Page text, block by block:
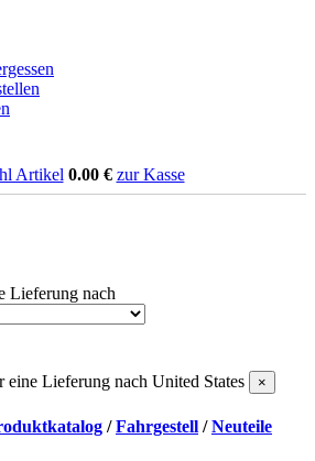
Artikel 0.00€ zur Kasse
Lieferung nach
eine Lieferung nach United States ×
/Fahrgestell /Neuteile